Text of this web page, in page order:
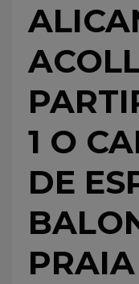
1 O
DE
PRAIA